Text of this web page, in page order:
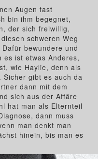
Augen fast
bin ihm begegnet,
der sich freiwillig,
schweren Weg
bewundere und
es ist etwas Anderes,
wie Haylie, denn als
Sicher gibt es auch da
dann mit dem
sich aus der Affäre
hat man als Elternteil
dann muss
man denkt man
hinein, bis man es